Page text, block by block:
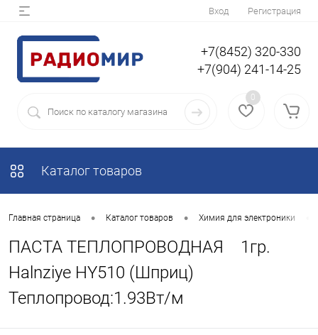
Вход Регистрация
+7(8452) 320-330
+7(904) 241-14-25
0
Каталог товаров
Главная страница • Каталог товаров • Химия для электроники
ПАСТА ТЕПЛОПРОВОДНАЯ 1гр.
Halnziye HY510 (Шприц)
Теплопровод:1.93Вт/м